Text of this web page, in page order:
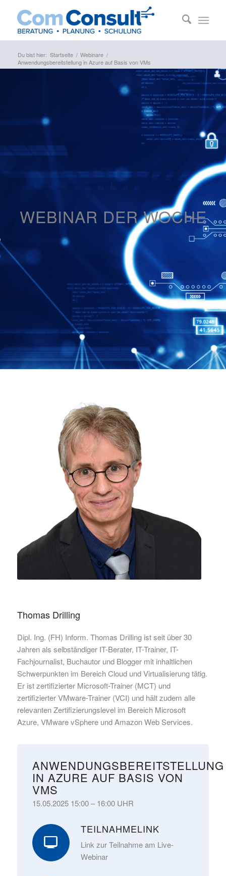
Du bist hier: Startseite / Webinare /
Anwendungsbereitstellung in Azure auf Basis von VMs
WEBINAR DER WOCHE
Thomas Drilling
Dipl. Ing. (FH) Inform. Thomas Drilling ist seit über 30
Jahren als selbständiger IT-Berater, IT-Trainer, IT-
Fachjournalist, Buchautor und Blogger mit inhaltlichen
Schwerpunkten im Bereich Cloud und Virtualisierung tätig.
Er ist zertifizierter Microsoft-Trainer (MCT) und
zertifizierter VMware-Trainer (VCI) und hält zudem alle
relevanten Zertifizierungslevel im Bereich Microsoft
Azure, VMware vSphere und Amazon Web Services.
ANWENDUNGSBEREITSTELLUNG
IN AZURE AUF BASIS VON
VMS
15.05.2025 15:00 – 16:00 UHR
TEILNAHMELINK
Link zur Teilnahme am Live-
Webinar